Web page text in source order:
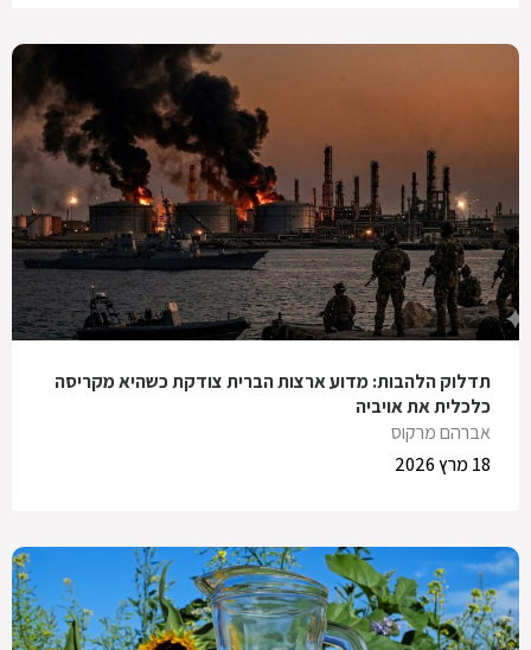
תדלוק הלהבות: מדוע ארצות הברית צודקת כשהיא מקריסה
כלכלית את אויביה
אברהם מרקוס
18 מרץ 2026